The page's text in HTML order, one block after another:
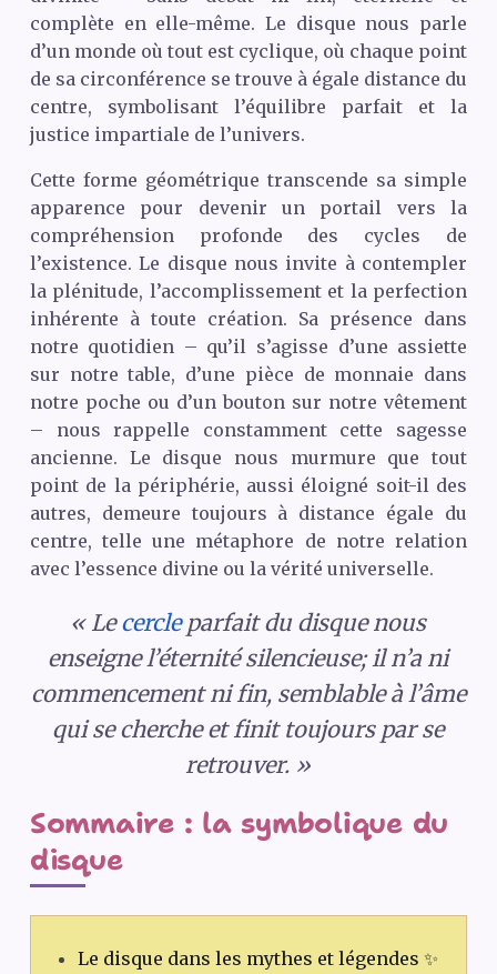
complète en elle-même. Le disque nous parle
d’un monde où tout est cyclique, où chaque point
de sa circonférence se trouve à égale distance du
centre, symbolisant l’équilibre parfait et la
justice impartiale de l’univers.
Cette forme géométrique transcende sa simple
apparence pour devenir un portail vers la
compréhension profonde des cycles de
l’existence. Le disque nous invite à contempler
la plénitude, l’accomplissement et la perfection
inhérente à toute création. Sa présence dans
notre quotidien – qu’il s’agisse d’une assiette
sur notre table, d’une pièce de monnaie dans
notre poche ou d’un bouton sur notre vêtement
– nous rappelle constamment cette sagesse
ancienne. Le disque nous murmure que tout
point de la périphérie, aussi éloigné soit-il des
autres, demeure toujours à distance égale du
centre, telle une métaphore de notre relation
avec l’essence divine ou la vérité universelle.
« Lecercleparfait du disque nous
enseigne l’éternité silencieuse; il n’a ni
commencement ni fin, semblable à l’âme
qui se cherche et finit toujours par se
retrouver. »
Sommaire : la symbolique du
disque
Le disque dans les mythes et légendes ✨